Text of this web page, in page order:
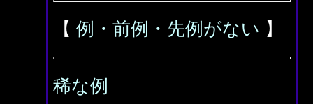
【 例・前例・先例がない 】
稀な例